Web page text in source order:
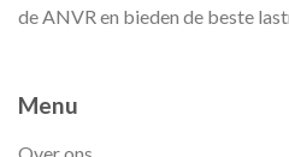
de ANVR en bieden de beste
Menu